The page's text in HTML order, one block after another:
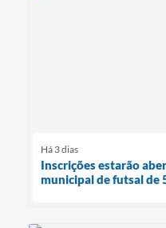
Há 3 dias
Inscrições estarão
municipal de futsal de